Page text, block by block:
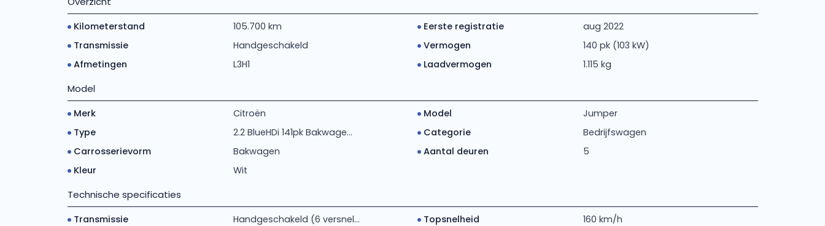
Kilometerstand 105.700 km Eerste registratie
aug 2022
Transmissie
Handgeschakeld Vermogen
140 pk (103 kW)
Afmetingen
L3H1 Laadvermogen 1.115 kg
Model
Merk Citroën Model
Jumper
Type
2.2 BlueHDi 141pk Bakwage... Categorie
Bedrijfswagen
Carrosserievorm
Bakwagen Aantal deuren
5
Kleur
Wit
Technische specificaties
Transmissie Handgeschakeld (6 versnel... Topsnelheid 160 km/h